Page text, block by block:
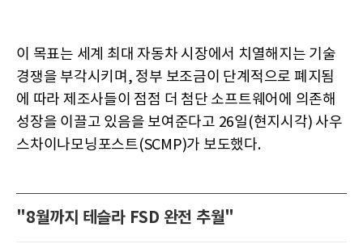
이 목표는 세계 최대 자동차 시장에서 치열해지는 기술
경쟁을 부각시키며, 정부 보조금이 단계적으로 폐지됨
에 따라 제조사들이 점점 더 첨단 소프트웨어에 의존해
성장을 이끌고 있음을 보여준다고 26일(현지시각) 사우
스차이나모닝포스트(SCMP)가 보도했다.
"8월까지 테슬라 FSD 완전 추월"